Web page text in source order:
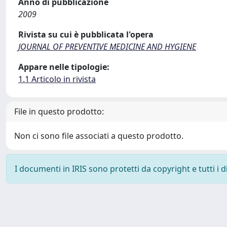
2009
Rivista su cui è pubblicata l'opera
JOURNAL OF PREVENTIVE MEDICINE AND HYGIENE
Appare nelle tipologie:
1.1 Articolo in rivista
File in questo prodotto:
Non ci sono file associati a questo prodotto.
I documenti in IRIS sono protetti da copyright e tutti i